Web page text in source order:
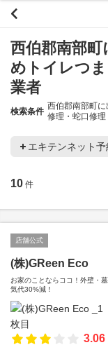
西伯郡南部
めトイレつ
業者
検索条件
西伯郡南部町
修理・蛇口修理
エキテンネット予
10 件
店舗公式
(株)GReen Eco
お家のことならココ！外壁・
気代30%減！
3.06